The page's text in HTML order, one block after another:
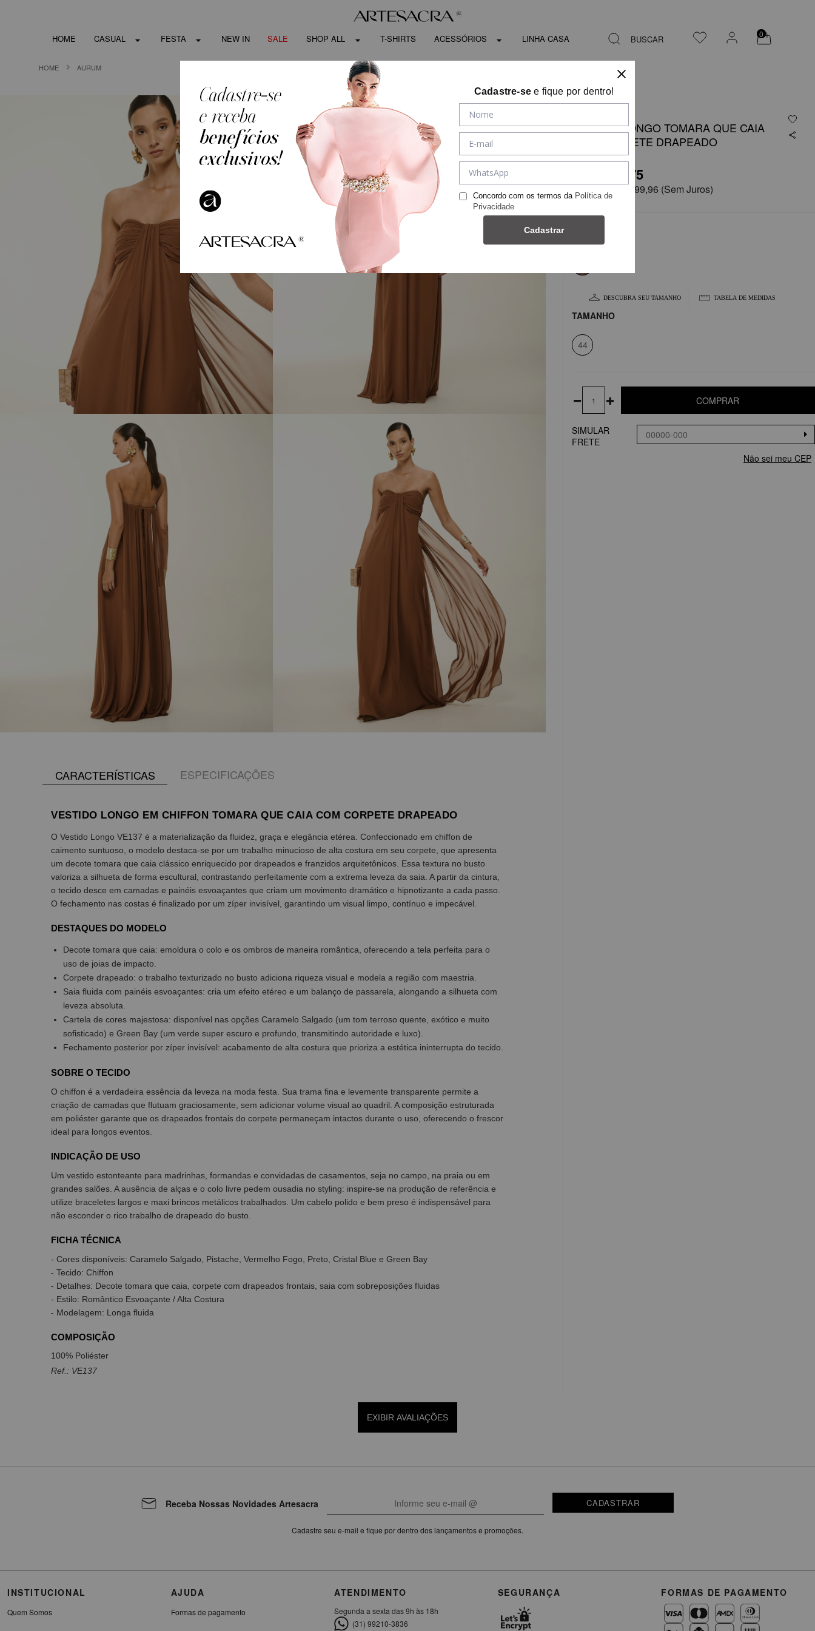
HOME CASUAL FESTA NEW IN SALE SHOP ALL T-SHIRTS ACESSÓRIOS LINHA CASA BUSCAR 0
HOME AURUM
CARACTERÍSTICAS ESPECIFICAÇÕES
VESTIDO LONGO EM CHIFFON TOMARA QUE CAIA COM CORPETE DRAPEADO
O Vestido Longo VE137 é a materialização da fluidez, graça e elegância etérea. Confeccionado em chiffon de
caimento suntuoso, o modelo destaca-se por um trabalho minucioso de alta costura em seu corpete, que apresenta
um decote tomara que caia clássico enriquecido por drapeados e franzidos arquitetônicos. Essa textura no busto
valoriza a silhueta de forma escultural, contrastando perfeitamente com a extrema leveza da saia. A partir da cintura,
o tecido desce em camadas e painéis esvoaçantes que criam um movimento dramático e hipnotizante a cada passo.
O fechamento nas costas é finalizado por um zíper invisível, garantindo um visual limpo, contínuo e impecável.
DESTAQUES DO MODELO
Decote tomara que caia: emoldura o colo e os ombros de maneira romântica, oferecendo a tela perfeita para o
uso de joias de impacto.
Corpete drapeado: o trabalho texturizado no busto adiciona riqueza visual e modela a região com maestria.
Saia fluida com painéis esvoaçantes: cria um efeito etéreo e um balanço de passarela, alongando a silhueta com
leveza absoluta.
Cartela de cores majestosa: disponível nas opções Caramelo Salgado (um tom terroso quente, exótico e muito
sofisticado) e Green Bay (um verde super escuro e profundo, transmitindo autoridade e luxo).
Fechamento posterior por zíper invisível: acabamento de alta costura que prioriza a estética ininterrupta do tecido.
SOBRE O TECIDO
O chiffon é a verdadeira essência da leveza na moda festa. Sua trama fina e levemente transparente permite a
criação de camadas que flutuam graciosamente, sem adicionar volume visual ao quadril. A composição estruturada
em poliéster garante que os drapeados frontais do corpete permaneçam intactos durante o uso, oferecendo o frescor
ideal para longos eventos.
INDICAÇÃO DE USO
Um vestido estonteante para madrinhas, formandas e convidadas de casamentos, seja no campo, na praia ou em
grandes salões. A ausência de alças e o colo livre pedem ousadia no styling: inspire-se na produção de referência e
utilize braceletes largos e maxi brincos metálicos trabalhados. Um cabelo polido e bem preso é indispensável para
não esconder o rico trabalho de drapeado do busto.
FICHA TÉCNICA
- Cores disponíveis: Caramelo Salgado, Pistache, Vermelho Fogo, Preto, Cristal Blue e Green Bay
- Tecido: Chiffon
- Detalhes: Decote tomara que caia, corpete com drapeados frontais, saia com sobreposições fluidas
- Estilo: Romântico Esvoaçante / Alta Costura
- Modelagem: Longa fluida
COMPOSIÇÃO
100% Poliéster
Ref.: VE137
VESTIDO LONGO TOMARA QUE CAIA
COM CORPETE DRAPEADO
R$ 2.999,75
em6x deR$ 499,96 (Sem Juros)
DESCUBRA SEU TAMANHO TABELA DE MEDIDAS
TAMANHO
44
COMPRAR
SIMULAR
FRETE
Não sei meu CEP
EXIBIR AVALIAÇÕES
Receba Nossas Novidades Artesacra CADASTRAR
Cadastre seu e-mail e fique por dentro dos lançamentos e promoções.
INSTITUCIONAL
Quem Somos
AJUDA
Formas de pagamento
ATENDIMENTO
Segunda a sexta das 9h às 18h
(31) 99210-3836
SEGURANÇA FORMAS DE PAGAMENTO
Cadastre-se e fique por dentro!
Concordo com os termos da Política de
Privacidade
Cadastrar